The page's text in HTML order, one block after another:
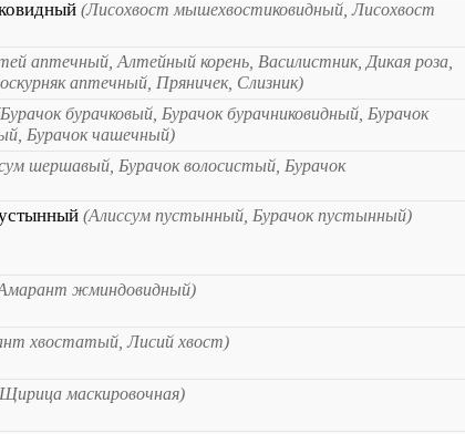
(Лисохвост мышехвостиковидный, Лисохвост
аптечный, Алтейный корень, Василистник, Дикая роза,
аптечный, Пряничек, Слизник)
бурачковый, Бурачок бурачниковидный, Бурачок
Бурачок чашечный)
шершавый, Бурачок волосистый, Бурачок
(Алиссум пустынный, Бурачок пустынный)
жминдовидный)
хвостатый, Лисий хвост)
маскировочная)